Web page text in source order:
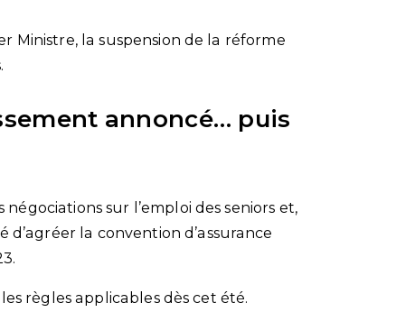
Ministre, la suspension de la réforme
annoncé… puis
sur l’emploi des seniors et,
la convention d’assurance
règles applicables dès cet été.